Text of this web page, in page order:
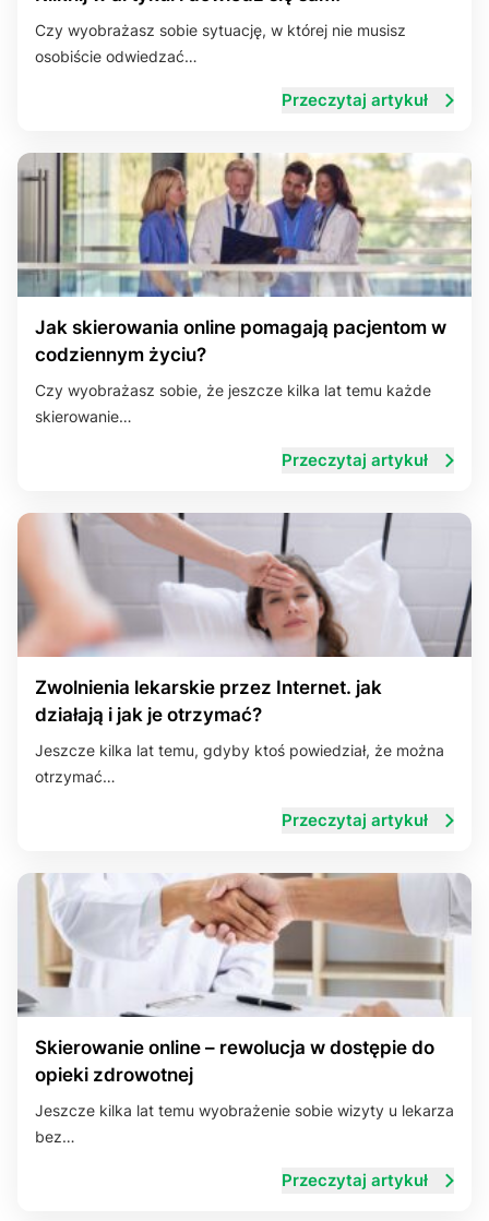
Czy wyobrażasz sobie sytuację, w której nie musisz
osobiście odwiedzać…
Przeczytaj artykuł
Jak skierowania online pomagają pacjentom w
codziennym życiu?
Czy wyobrażasz sobie, że jeszcze kilka lat temu każde
skierowanie…
Przeczytaj artykuł
Zwolnienia lekarskie przez Internet. jak
działają i jak je otrzymać?
Jeszcze kilka lat temu, gdyby ktoś powiedział, że można
otrzymać…
Przeczytaj artykuł
Skierowanie online – rewolucja w dostępie do
opieki zdrowotnej
Jeszcze kilka lat temu wyobrażenie sobie wizyty u lekarza
bez…
Przeczytaj artykuł